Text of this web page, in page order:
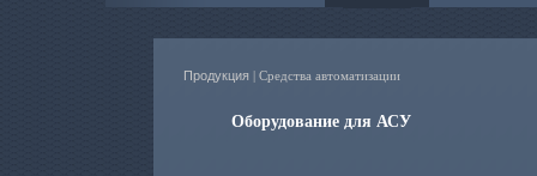
Продукция | Средства автоматизации
Оборудование для АСУ